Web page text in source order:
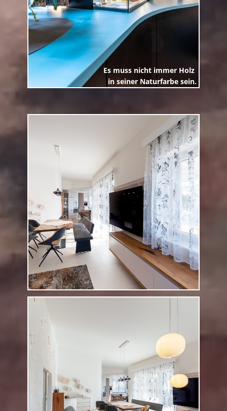
Es muss nicht immer Holz
in seiner Naturfarbe sein.